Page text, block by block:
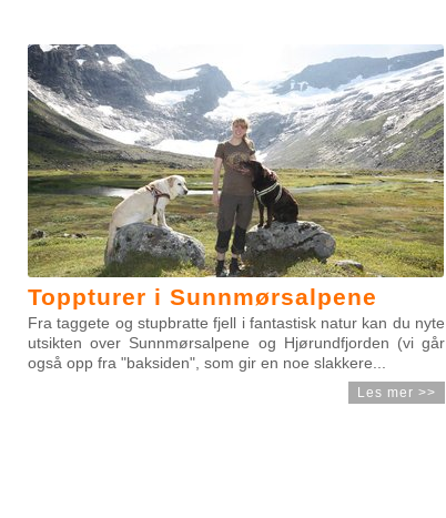
Toppturer i Sunnmørsalpene
Fra taggete og stupbratte fjell i fantastisk natur kan du nyte
utsikten over Sunnmørsalpene og Hjørundfjorden (vi går
også opp fra "baksiden", som gir en noe slakkere...
Les mer